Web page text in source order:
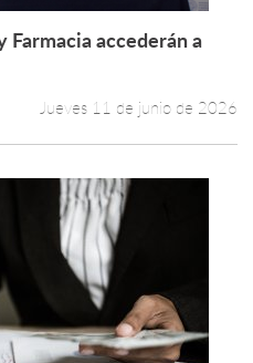
Leer más +
accederán a
Jueves 11 de junio de 2026